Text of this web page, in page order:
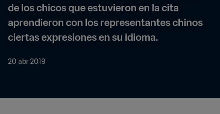
de los chicos que estuvieron en la cita
aprendieron con los representantes chinos
ciertas expresiones en su idioma.
20 abr 2019